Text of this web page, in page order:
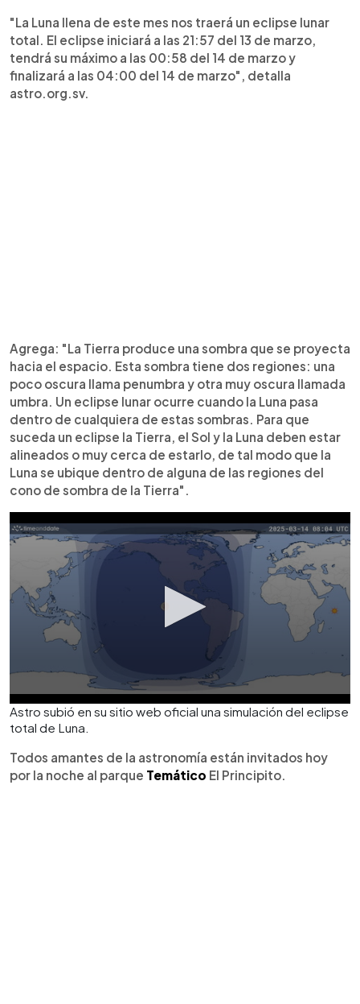
"La Luna llena de este mes nos traerá un eclipse lunar
total. El eclipse iniciará a las 21:57 del 13 de marzo,
tendrá su máximo a las 00:58 del 14 de marzo y
finalizará a las 04:00 del 14 de marzo", detalla
astro.org.sv.
Agrega: "La Tierra produce una sombra que se proyecta
hacia el espacio. Esta sombra tiene dos regiones: una
poco oscura llama penumbra y otra muy oscura llamada
umbra. Un eclipse lunar ocurre cuando la Luna pasa
dentro de cualquiera de estas sombras. Para que
suceda un eclipse la Tierra, el Sol y la Luna deben estar
alineados o muy cerca de estarlo, de tal modo que la
Luna se ubique dentro de alguna de las regiones del
cono de sombra de la Tierra".
Astro subió en su sitio web oficial una simulación del eclipse
total de Luna.
Todos amantes de la astronomía están invitados hoy
por la noche al parque Temático El Principito.